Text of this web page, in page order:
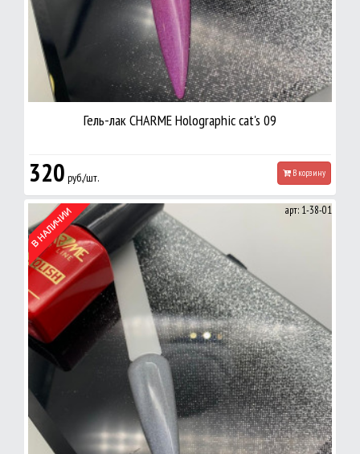
Гель-лак CHARME Holographic cat's 09
320 руб./шт. В корзину
арт: 1-38-01